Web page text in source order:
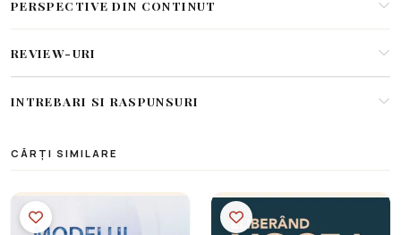
PERSPECTIVE DIN CONTINUT
REVIEW-URI
INTREBARI SI RASPUNSURI
CĂRȚI SIMILARE